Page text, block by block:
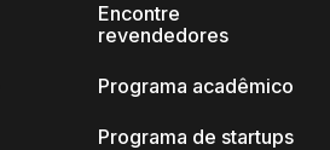
Encontre
revendedores
Programa acadêmico
Programa de startups